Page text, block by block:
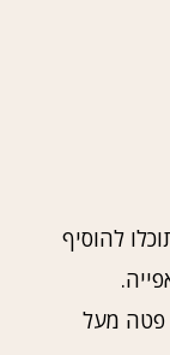
להוסיף
פטה מעל